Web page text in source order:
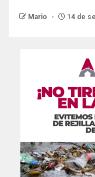
Mario 14 de